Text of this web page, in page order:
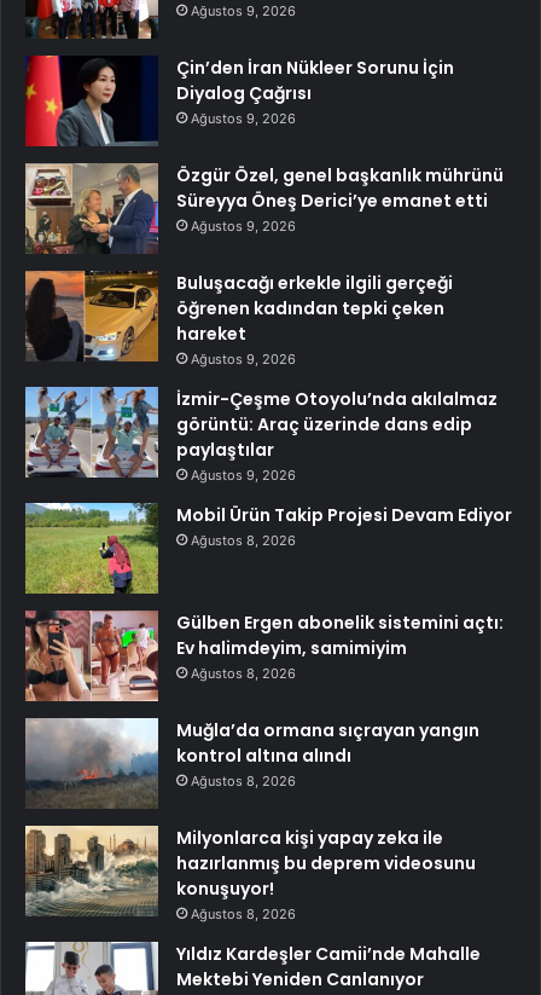
Ağustos 9, 2026
Çin’den İran Nükleer Sorunu İçin
Diyalog Çağrısı
Ağustos 9, 2026
Özgür Özel, genel başkanlık mührünü
Süreyya Öneş Derici’ye emanet etti
Ağustos 9, 2026
Buluşacağı erkekle ilgili gerçeği
öğrenen kadından tepki çeken
hareket
Ağustos 9, 2026
İzmir-Çeşme Otoyolu’nda akılalmaz
görüntü: Araç üzerinde dans edip
paylaştılar
Ağustos 9, 2026
Mobil Ürün Takip Projesi Devam Ediyor
Ağustos 8, 2026
Gülben Ergen abonelik sistemini açtı:
Ev halimdeyim, samimiyim
Ağustos 8, 2026
Muğla’da ormana sıçrayan yangın
kontrol altına alındı
Ağustos 8, 2026
Milyonlarca kişi yapay zeka ile
hazırlanmış bu deprem videosunu
konuşuyor!
Ağustos 8, 2026
Yıldız Kardeşler Camii’nde Mahalle
Mektebi Yeniden Canlanıyor